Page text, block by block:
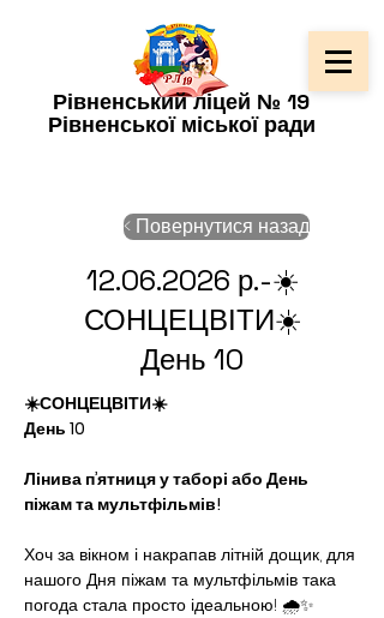
Рівненський ліцей № 19
Рівненської міської ради
< Повернутися назад
12.06.2026 р.-☀️
СОНЦЕЦВІТИ☀️
День 10
☀️СОНЦЕЦВІТИ☀️
День 10
Лінива п’ятниця у таборі або День
піжам та мультфільмів!
Хоч за вікном і накрапав літній дощик, для
нашого Дня піжам та мультфільмів така
погода стала просто ідеальною! 🌧️✨